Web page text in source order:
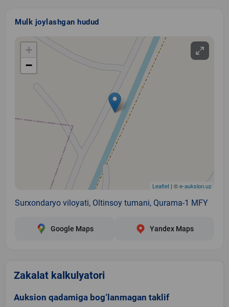
Mulk joylashgan hudud
+
−
Leaflet | ©e-auksion.uz
Surxondaryo viloyati, Oltinsoy tumani, Qurama-1 MFY
Google Maps Yandex Maps
Zakalat kalkulyatori
Auksion qadamiga bog‘lanmagan taklif